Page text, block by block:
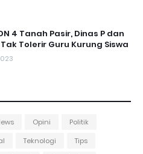
4 Tanah Pasir, Dinas P dan
Tolerir Guru Kurung Siswa
Opini
Politik
Teknologi
Tips